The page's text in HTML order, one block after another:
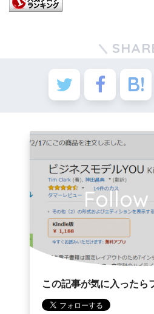
Follow
この記事が気に入ったら